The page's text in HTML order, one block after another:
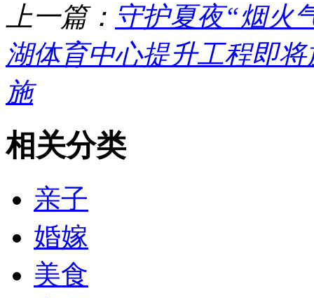
上一篇： 守护夏夜“烟火
湖体育中心提升工程即
施
相关分类
亲子
婚嫁
美食